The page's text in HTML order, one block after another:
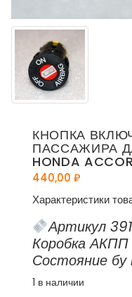
КНОПКА
ПАССАЖИРА
HONDA
440,00 ₽
Характеристики
Артикул
Коробка АКПП
Состояние
1 в наличии